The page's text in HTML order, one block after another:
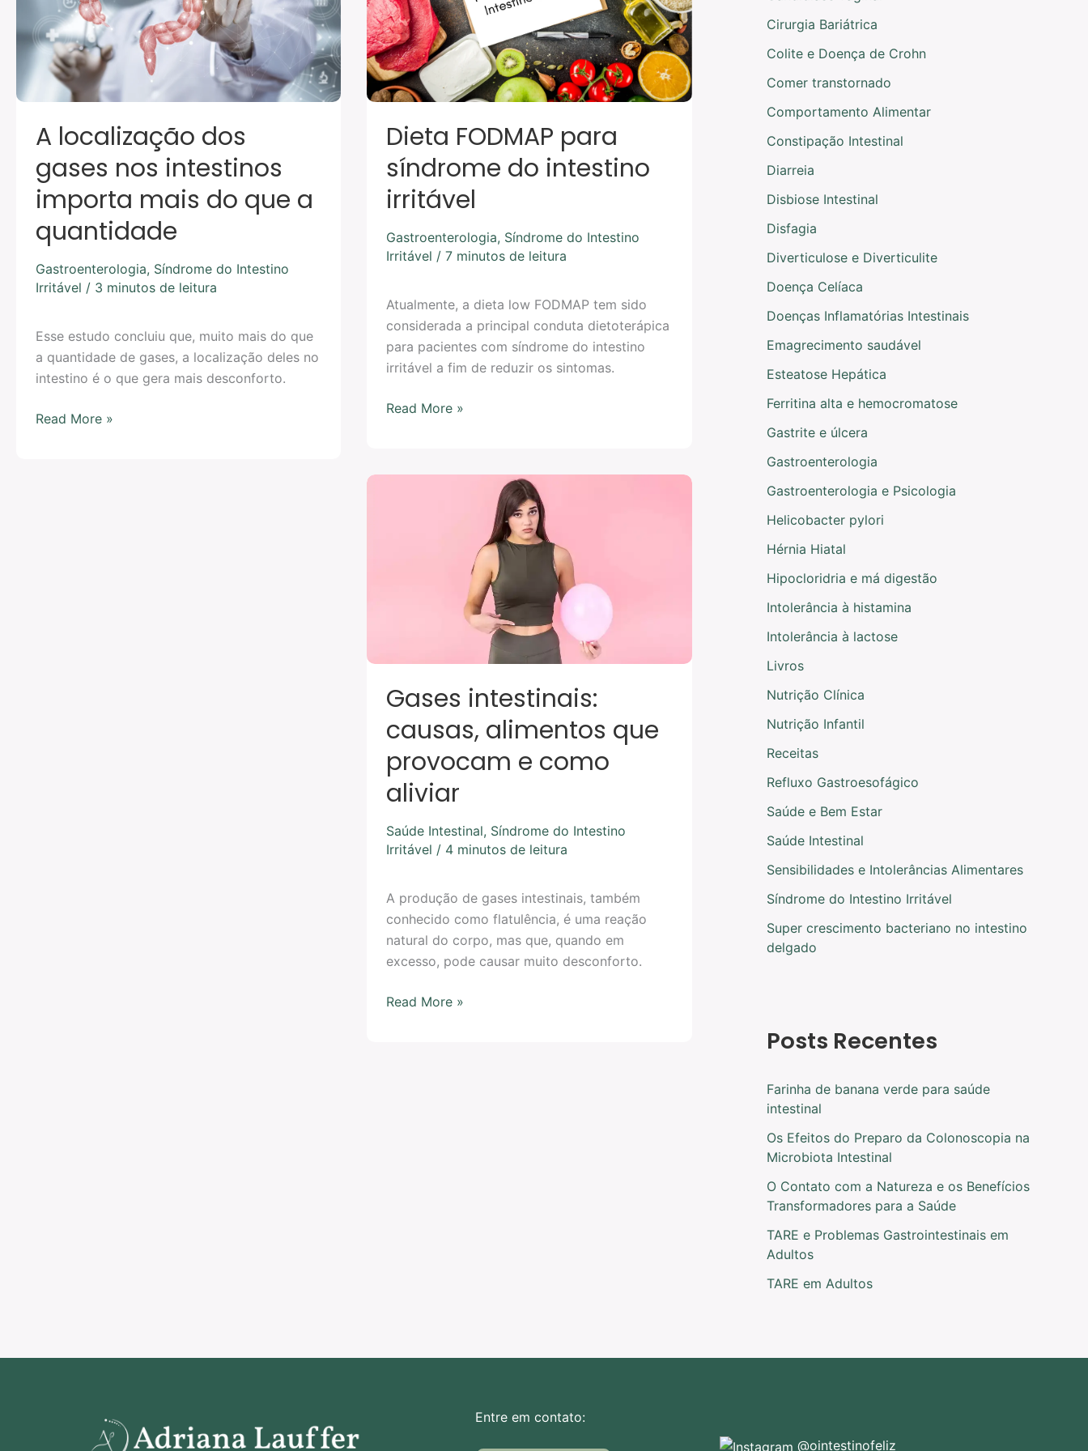
A localização dos
gases nos intestinos
importa mais do que a
quantidade
Gastroenterologia, Síndrome do Intestino
Irritável / 3 minutos de leitura
Esse estudo concluiu que, muito mais do que
a quantidade de gases, a localização deles no
intestino é o que gera mais desconforto.
importa
mais
do
que
a
quantidade
Read More »
Dieta FODMAP para
síndrome do intestino
irritável
Gastroenterologia, Síndrome do Intestino
Irritável /7 minutos de leitura
Atualmente, a dieta low FODMAP tem sido
considerada a principal conduta dietoterápica
para pacientes com síndrome do intestino
irritável a fim de reduzir os sintomas.
irritável
Read More »
Gases intestinais:
causas, alimentos que
provocam e como
aliviar
Saúde Intestinal, Síndrome do Intestino
Irritável / 4 minutos de leitura
A produção de gases intestinais, também
conhecido como flatulência, é uma reação
natural do corpo, mas que, quando em
excesso, pode causar muito desconforto.
Read More »
Cirurgia Bariátrica
Colite e Doença de Crohn
Comer transtornado
Comportamento Alimentar
Constipação Intestinal
Diarreia
Disbiose Intestinal
Disfagia
Diverticulose e Diverticulite
Doença Celíaca
Doenças Inflamatórias Intestinais
Emagrecimento saudável
Esteatose Hepática
Ferritina alta e hemocromatose
Gastrite e úlcera
Gastroenterologia
Gastroenterologia e Psicologia
Helicobacter pylori
Hérnia Hiatal
Hipocloridria e má digestão
Intolerância à histamina
Intolerância à lactose
Livros
Nutrição Clínica
Nutrição Infantil
Receitas
Refluxo Gastroesofágico
Saúde e Bem Estar
Saúde Intestinal
Sensibilidades e Intolerâncias Alimentares
Síndrome do Intestino Irritável
Super crescimento bacteriano no intestino
delgado
Posts Recentes
Farinha de banana verde para saúde
intestinal
Os Efeitos do Preparo da Colonoscopia na
Microbiota Intestinal
O Contato com a Natureza e os Benefícios
Transformadores para a Saúde
TARE e Problemas Gastrointestinais em
Adultos
TARE em Adultos
Entre em contato:
@ointestinofeliz